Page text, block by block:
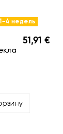
4 недель
51,91 €